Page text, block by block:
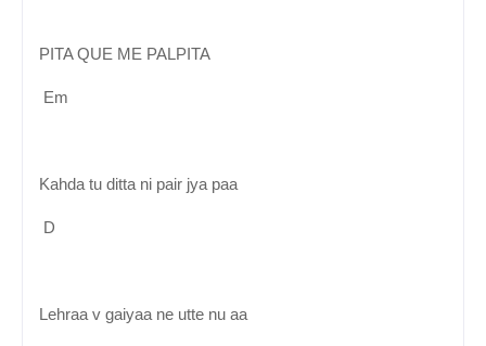
PITA QUE ME PALPITA
Em
Kahda tu ditta ni pair jya paa
D
Lehraa v gaiyaa ne utte nu aa